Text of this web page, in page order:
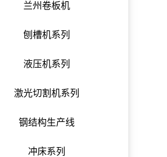
兰州卷板机
刨槽机系列
液压机系列
激光切割机系列
钢结构生产线
冲床系列